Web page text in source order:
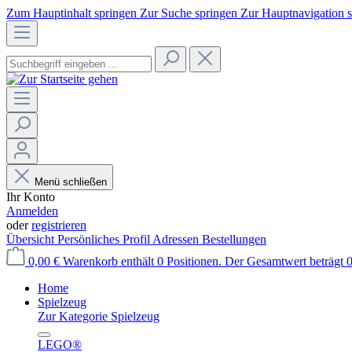
Zum Hauptinhalt springen Zur Suche springen Zur Hauptnavigation
Menü schließen
Ihr Konto
Anmelden
oderregistrieren
Übersicht Persönliches Profil Adressen Bestellungen
0,00 € Warenkorb enthält 0 Positionen. Der Gesamtwert beträgt
Home
Spielzeug
Zur Kategorie Spielzeug
LEGO®